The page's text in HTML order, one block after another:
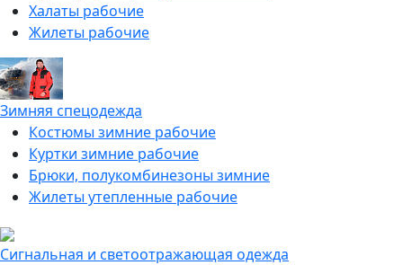
Халаты рабочие
Жилеты рабочие
Зимняя спецодежда
Костюмы зимние рабочие
Куртки зимние рабочие
Брюки, полукомбинезоны зимние
Жилеты утепленные рабочие
Сигнальная и светоотражающая одежда